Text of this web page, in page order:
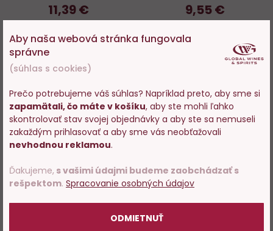
11,39 €
− +
DO KOŠÍKA
9,55 €
−
Do
Aby naša webová stránka fungovala
správne
(súhlas s cookies)
Prečo potrebujeme váš súhlas? Napríklad preto, aby sme si
zapamätali, čo máte v košíku, aby ste mohli ľahko
skontrolovať stav svojej objednávky a aby ste sa nemuseli
zakaždým prihlasovať a aby sme vás neobťažovali
nevhodnou reklamou.
Ďakujeme, s vašimi údajmi budeme zaobchádzať s
rešpektom. Spracovanie osobných údajov
ODMIETNUŤ
Vstupujete na stránky s
predajom alkoholu. Prosím
potvrďte, že Vám už bolo 18